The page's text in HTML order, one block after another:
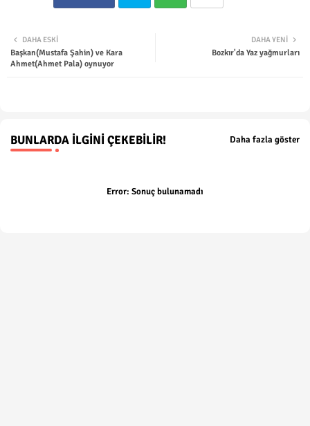
DAHA YENI
Bozkır'da Yaz yağmurları
DAHA ESKI
Başkan(Mustafa Şahin) ve Kara
Ahmet(Ahmet Pala) oynuyor
BUNLARDA İLGINI ÇEKEBILIR! Daha fazla göster
Error: Sonuç bulunamadı